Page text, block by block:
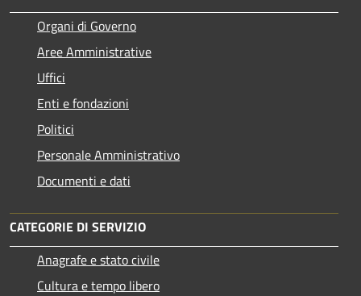
Organi di Governo
Aree Amministrative
Uffici
Enti e fondazioni
Politici
Personale Amministrativo
Documenti e dati
CATEGORIE DI SERVIZIO
Anagrafe e stato civile
Cultura e tempo libero